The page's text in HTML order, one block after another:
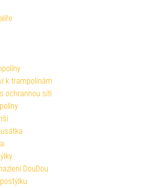
k trampolínám
ochrannou sítí
DouDou